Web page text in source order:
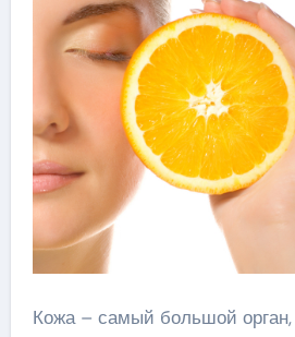
Кожа – самый большой